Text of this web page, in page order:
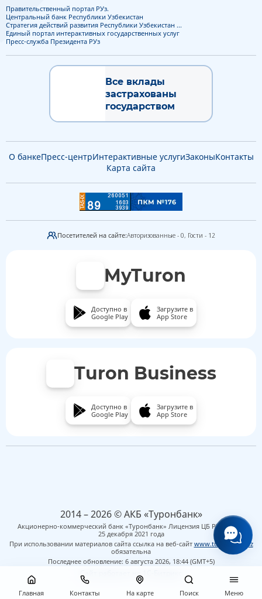
Правительственный портал РУз.
Центральный банк Республики Узбекистан
Стратегия действий развития Республики Узбекистан ...
Единый портал интерактивных государственных услуг
Пресс-служба Президента РУз
Все вклады
застрахованы
государством
О банкеПресс-центрИнтерактивные услугиЗаконыКонтакты
Карта сайта
Посетителей на сайте:Авторизованные - 0, Гости - 12
MyTuron
Доступно в
Google Play
Загрузите в
App Store
Turon Business
Доступно в
Google Play
Загрузите в
App Store
2014 – 2026 © АКБ «Туронбанк»
Акционерно-коммерческий банк «Туронбанк» Лицензия ЦБ РУз № 8 от
25 декабря 2021 года
При использовании материалов сайта ссылка на веб-сайт www.turonbank.uz
обязательна
Последнее обновление: 6 августа 2026, 18:44 (GMT+5)
Сайт работает на 1C-Битрикс
Главная Контакты На карте Поиск Меню